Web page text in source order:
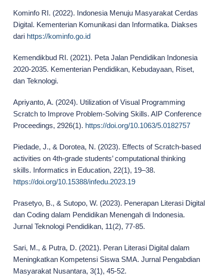
Kominfo RI. (2022). Indonesia Menuju Masyarakat Cerdas
Digital. Kementerian Komunikasi dan Informatika. Diakses
dari https://kominfo.go.id
Kemendikbud RI. (2021). Peta Jalan Pendidikan Indonesia
2020-2035. Kementerian Pendidikan, Kebudayaan, Riset,
dan Teknologi.
Apriyanto, A. (2024). Utilization of Visual Programming
Scratch to Improve Problem-Solving Skills. AIP Conference
Proceedings, 2926(1). https://doi.org/10.1063/5.0182757
Piedade, J., & Dorotea, N. (2023). Effects of Scratch-based
activities on 4th-grade students’ computational thinking
skills. Informatics in Education, 22(1), 19–38.
https://doi.org/10.15388/infedu.2023.19
Prasetyo, B., & Sutopo, W. (2023). Penerapan Literasi Digital
dan Coding dalam Pendidikan Menengah di Indonesia.
Jurnal Teknologi Pendidikan, 11(2), 77-85.
Sari, M., & Putra, D. (2021). Peran Literasi Digital dalam
Meningkatkan Kompetensi Siswa SMA. Jurnal Pengabdian
Masyarakat Nusantara, 3(1), 45-52.